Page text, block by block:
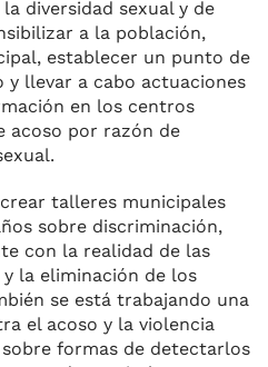
diversidad sexual y de
a la población,
establecer un punto de
llevar a cabo actuaciones
en los centros
acoso por razón de
talleres municipales
sobre discriminación,
con la realidad de las
la eliminación de los
se está trabajando una
el acoso y la violencia
formas de detectarlos